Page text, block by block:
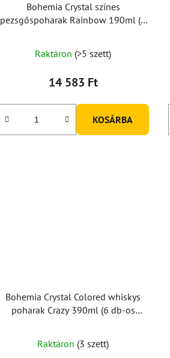
Bohemia Crystal színes
pezsgőspoharak Rainbow 190ml (6
Raktáron (>5 szett)
14 583 Ft
KOSÁRBA
Bohemia Crystal Colored whiskys
poharak Crazy 390ml (6 db-os
termék
Raktáron (3 szett)